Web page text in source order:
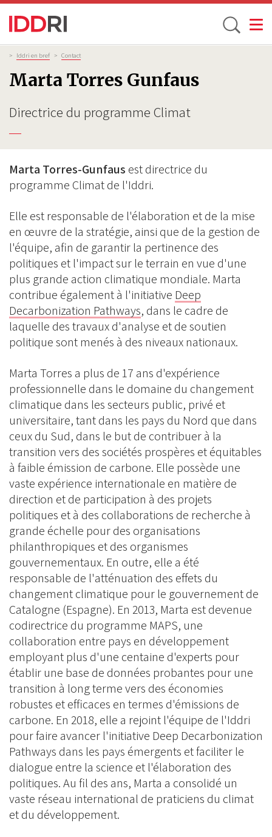
Aller
contenu
Toggle
Fil
d'Ariane
> Iddri en bref > Contact
Marta Torres Gunfaus
Directrice du programme Climat
Marta Torres-Gunfaus est directrice du
programme Climat de l'Iddri.
Elle est responsable de l'élaboration et de la mise
en œuvre de la stratégie, ainsi que de la gestion de
l'équipe, afin de garantir la pertinence des
politiques et l'impact sur le terrain en vue d'une
plus grande action climatique mondiale. Marta
contribue également à l'initiative Deep
Decarbonization Pathways, dans le cadre de
laquelle des travaux d'analyse et de soutien
politique sont menés à des niveaux nationaux.
Marta Torres a plus de 17 ans d'expérience
professionnelle dans le domaine du changement
climatique dans les secteurs public, privé et
universitaire, tant dans les pays du Nord que dans
ceux du Sud, dans le but de contribuer à la
transition vers des sociétés prospères et équitables
à faible émission de carbone. Elle possède une
vaste expérience internationale en matière de
direction et de participation à des projets
politiques et à des collaborations de recherche à
grande échelle pour des organisations
philanthropiques et des organismes
gouvernementaux. En outre, elle a été
responsable de l'atténuation des effets du
changement climatique pour le gouvernement de
Catalogne (Espagne). En 2013, Marta est devenue
codirectrice du programme MAPS, une
collaboration entre pays en développement
employant plus d'une centaine d'experts pour
établir une base de données probantes pour une
transition à long terme vers des économies
robustes et efficaces en termes d'émissions de
carbone. En 2018, elle a rejoint l'équipe de l'Iddri
pour faire avancer l'initiative Deep Decarbonization
Pathways dans les pays émergents et faciliter le
dialogue entre la science et l'élaboration des
politiques. Au fil des ans, Marta a consolidé un
vaste réseau international de praticiens du climat
et du développement.